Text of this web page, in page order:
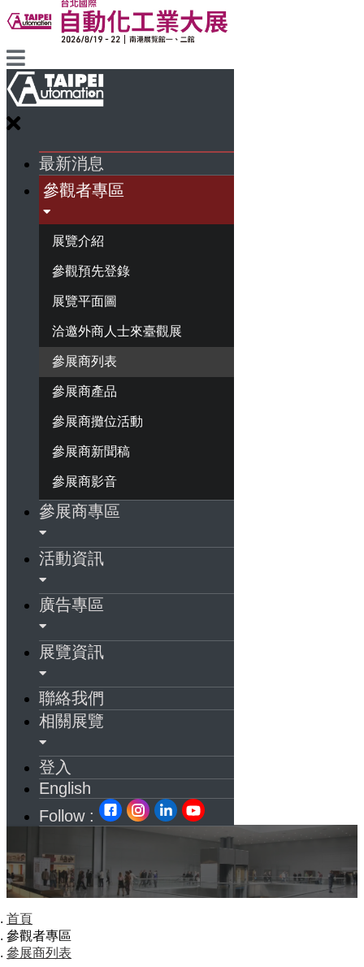
最新消息
參觀者專區
展覽介紹
參觀預先登錄
展覽平面圖
洽邀外商人士來臺觀展
參展商列表
參展商產品
參展商攤位活動
參展商新聞稿
參展商影音
參展商專區
活動資訊
廣告專區
展覽資訊
聯絡我們
相關展覽
登入
English
Follow :
首頁
參觀者專區
參展商列表